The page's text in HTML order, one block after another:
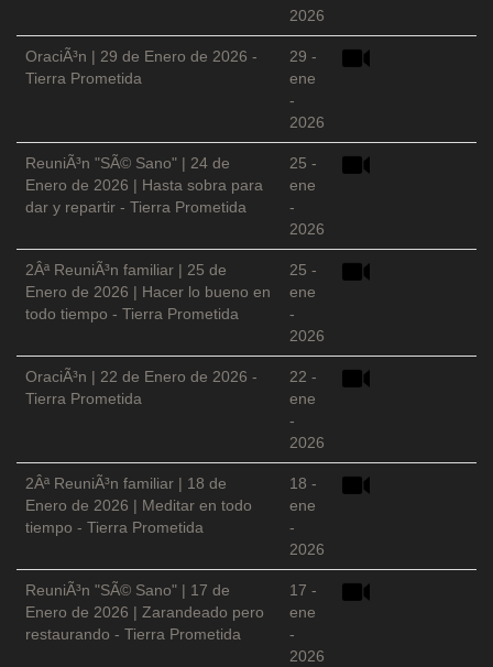
2026
OraciÃ³n | 29 de Enero de 2026 -
Tierra Prometida
29 -
ene
-
2026
ReuniÃ³n "SÃ© Sano" | 24 de
Enero de 2026 | Hasta sobra para
dar y repartir - Tierra Prometida
25 -
ene
-
2026
2Âª ReuniÃ³n familiar | 25 de
Enero de 2026 | Hacer lo bueno en
todo tiempo - Tierra Prometida
25 -
ene
-
2026
OraciÃ³n | 22 de Enero de 2026 -
Tierra Prometida
22 -
ene
-
2026
2Âª ReuniÃ³n familiar | 18 de
Enero de 2026 | Meditar en todo
tiempo - Tierra Prometida
18 -
ene
-
2026
ReuniÃ³n "SÃ© Sano" | 17 de
Enero de 2026 | Zarandeado pero
restaurando - Tierra Prometida
17 -
ene
-
2026